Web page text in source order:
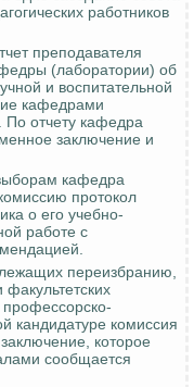
работников
преподавателя
(лаборатории) об
и воспитательной
кафедрами
По отчету кафедра
заключение и
кафедра
протокол
о его учебно-
работе с
переизбранию,
кандидатуре комиссия
которое
сообщается